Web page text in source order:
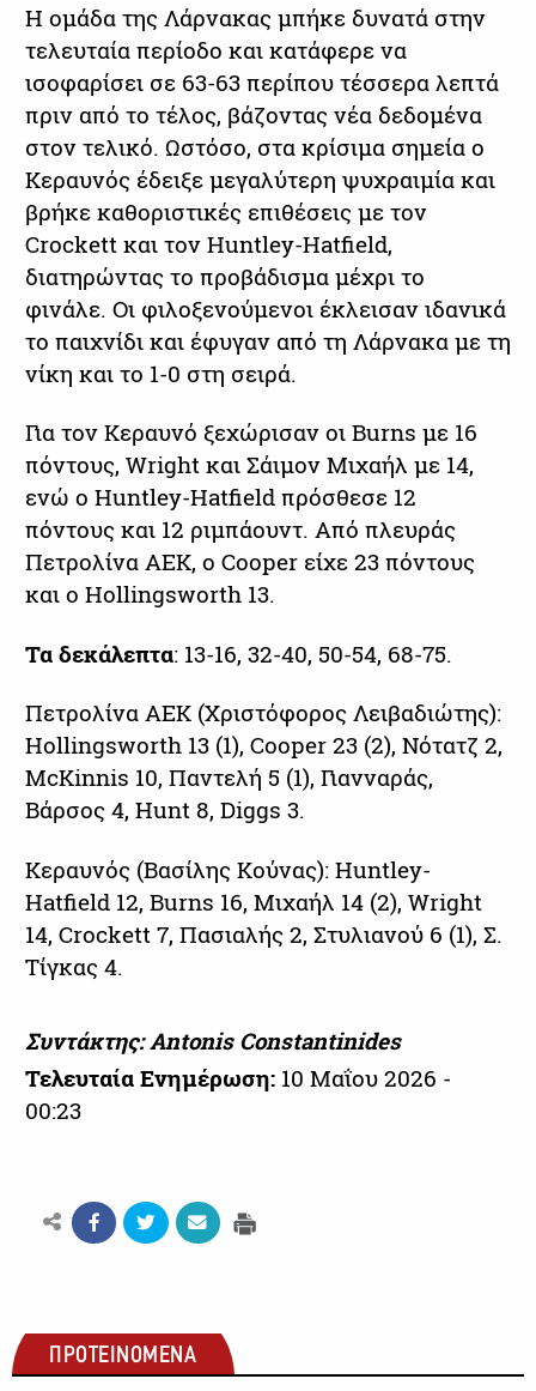
Η ομάδα της Λάρνακας μπήκε δυνατά στην
τελευταία περίοδο και κατάφερε να
ισοφαρίσει σε 63-63 περίπου τέσσερα λεπτά
πριν από το τέλος, βάζοντας νέα δεδομένα
στον τελικό. Ωστόσο, στα κρίσιμα σημεία ο
Κεραυνός έδειξε μεγαλύτερη ψυχραιμία και
βρήκε καθοριστικές επιθέσεις με τον
Crockett και τον Huntley-Hatfield,
διατηρώντας το προβάδισμα μέχρι το
φινάλε. Οι φιλοξενούμενοι έκλεισαν ιδανικά
το παιχνίδι και έφυγαν από τη Λάρνακα με τη
νίκη και το 1-0 στη σειρά.
Για τον Κεραυνό ξεχώρισαν οι Burns με 16
πόντους, Wright και Σάιμον Μιχαήλ με 14,
ενώ ο Huntley-Hatfield πρόσθεσε 12
πόντους και 12 ριμπάουντ. Από πλευράς
Πετρολίνα ΑΕΚ, ο Cooper είχε 23 πόντους
και ο Hollingsworth 13.
Τα δεκάλεπτα: 13-16, 32-40, 50-54, 68-75.
Πετρολίνα ΑΕΚ (Χριστόφορος Λειβαδιώτης):
Hollingsworth 13 (1), Cooper 23 (2), Νότατζ 2,
McKinnis 10, Παντελή 5 (1), Γιανναράς,
Βάρσος 4, Hunt 8, Diggs 3.
Κεραυνός (Βασίλης Κούνας): Huntley-
Hatfield 12, Burns 16, Μιχαήλ 14 (2), Wright
14, Crockett 7, Πασιαλής 2, Στυλιανού 6 (1), Σ.
Τίγκας 4.
Συντάκτης: Antonis Constantinides
Τελευταία Ενημέρωση: 10 Μαΐου 2026 -
00:23
ΠΡΟΤΕΙΝΟΜΕΝΑ